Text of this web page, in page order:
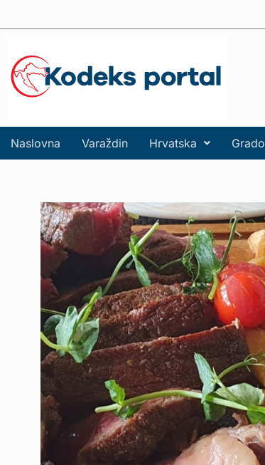
Naslovna Varaždin Hrvatska